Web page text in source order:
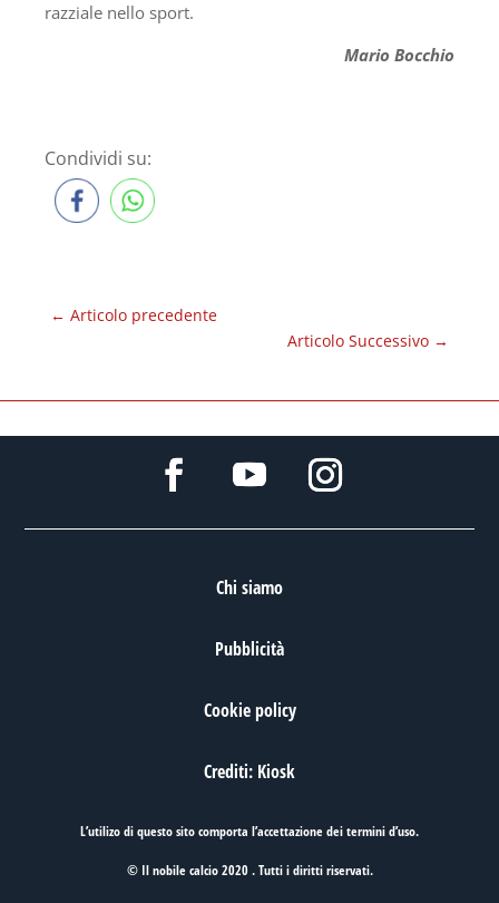
razziale nello sport.
Mario Bocchio
Condividi su:
← Articolo precedente
Articolo Successivo →
Chi siamo
Pubblicità
Cookie policy
Crediti: Kiosk
L’utilizo di questo sito comporta l’accettazione deitermini d’uso.
© Il nobile calcio 2020 . Tutti i diritti riservati.